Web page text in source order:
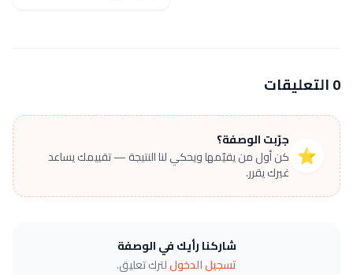
0 التعليقات
⭐
جرّبت الوصفة؟
كن أول من يقيّمها ويحكي لنا النتيجة — تقييمك يساعد
غيرك يقرر.
شاركنا رأيك في الوصفة
تسجيل الدخوللترك تعليق.